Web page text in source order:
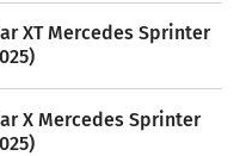
XT Mercedes Sprinter
X Mercedes Sprinter